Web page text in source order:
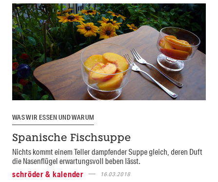
WAS WIR ESSEN UND WARUM
Spanische Fischsuppe
Nichts kommt einem Teller dampfender Suppe gleich, deren Duft
die Nasenflügel erwartungsvoll beben lässt.
schröder & kalender
16.03.2018